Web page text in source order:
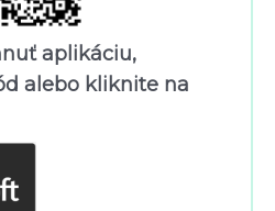
aplikáciu,
alebo kliknite na